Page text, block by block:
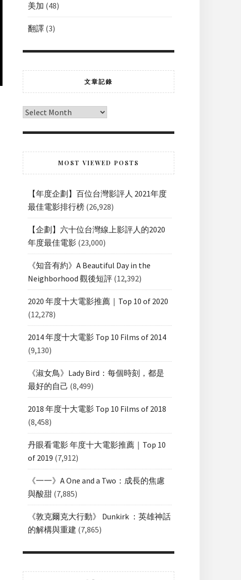
美加 (48)
翻譯 (3)
文章記錄
MOST VIEWED POSTS
【年度企劃】百位台灣影評人 2021年度
最佳電影排行榜 (26,928)
【企劃】六十位台灣線上影評人的2020
年度最佳電影 (23,000)
《知音有約》A Beautiful Day in the
Neighborhood 觀後短評 (12,392)
2020 年度十大電影推薦｜Top 10 of 2020
(12,278)
2014 年度十大電影 Top 10 Films of 2014
(9,130)
《淑女鳥》Lady Bird：每個時刻，都是
最好的自己 (8,499)
2018 年度十大電影 Top 10 Films of 2018
(8,458)
丹眼看電影 年度十大電影推薦｜Top 10
of 2019 (7,912)
《一一》A One and a Two：成長的焦慮
與酸甜 (7,885)
《敦克爾克大行動》 Dunkirk ：英雄神話
的解構與重建 (7,865)